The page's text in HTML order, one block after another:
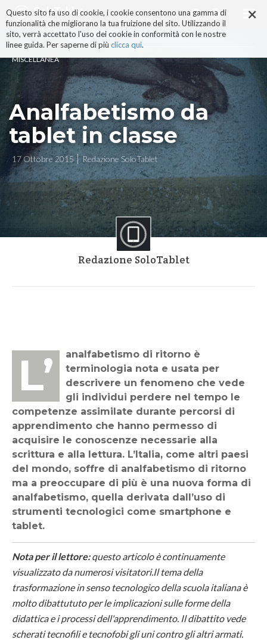
×
Questo sito fa uso di cookie, i cookie consentono una gamma di
funzionalità che migliorano la tua fruizione del sito. Utilizzando il
sito, verrà accettato l'uso dei cookie in conformità con le nostre
linee guida. Per saperne di più clicca qui.
ai
contenuti.
|
alla
navigazione
MISCELLANEA
Analfabetismo da
tablet in classe
17 Ottobre 2015 Redazione SoloTablet
Redazione SoloTablet
L’analfabetismo di ritorno è
terminologia nota e usata per
descrivere un fenomeno che vede
gli individui perdere nel tempo le
competenze assimilate durante percorsi di
apprendimento che hanno permesso di
acquisire le conoscenze necessarie alla
scrittura e alla lettura. L’Italia, come altri paesi
del mondo, soffre di analfabetismo di ritorno
ma a preoccupare di più è una nuova forma di
analfabetismo, quella derivata dall’uso di
strumenti tecnologici come smartphone e
tablet.
Nota per il lettore:questo articolo è continuamente
visualizzato da numerosi visitatori.Il tema della
trasformazione in senso tecnologico della scuola italiana è
molto dibattututo per le implicazioni sulle forme della
didattica e i processi dell'apprendimento. Il dibattito vede
scherati tecnofili e tecnofobi gli uni contro gli altri armati.